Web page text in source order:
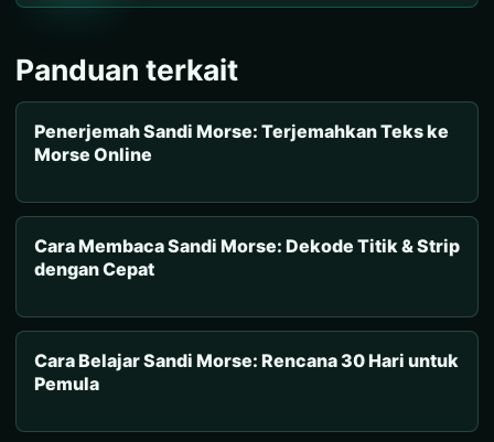
Panduan terkait
Penerjemah Sandi Morse: Terjemahkan Teks ke
Morse Online
Cara Membaca Sandi Morse: Dekode Titik & Strip
dengan Cepat
Cara Belajar Sandi Morse: Rencana 30 Hari untuk
Pemula